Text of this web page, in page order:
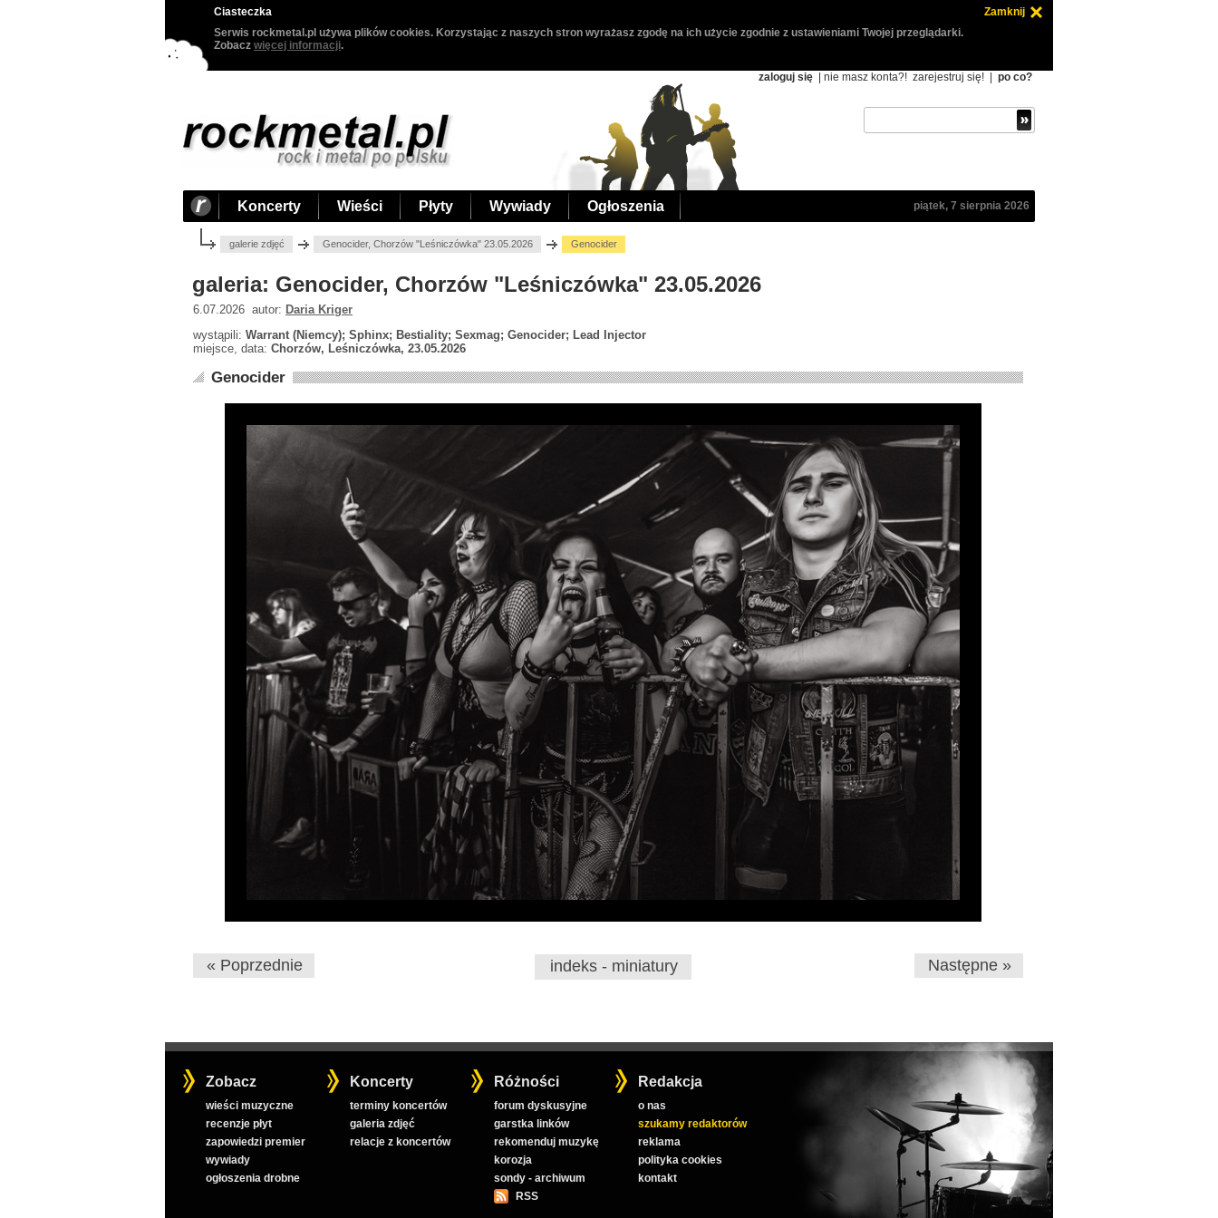
Ciasteczka
Zamknij
Serwis rockmetal.pl używa plików cookies. Korzystając z naszych stron wyrażasz zgodę na ich użycie zgodnie z ustawieniami Twojej przeglądarki.
Zobacz więcej informacji.
zaloguj się | nie masz konta?! zarejestruj się! po co?
Koncerty Wieści Płyty Wywiady Ogłoszenia piątek, 7 sierpnia 2026
galerie zdjęć Genocider, Chorzów "Leśniczówka" 23.05.2026 Genocider
galeria: Genocider, Chorzów "Leśniczówka" 23.05.2026
6.07.2026 autor: Daria Kriger
wystąpili: Warrant (Niemcy); Sphinx; Bestiality; Sexmag; Genocider; Lead Injector
miejsce, data: Chorzów, Leśniczówka, 23.05.2026
Genocider
« Poprzednie indeks - miniatury Następne »
Zobacz
wieści muzyczne
recenzje płyt
zapowiedzi premier
wywiady
ogłoszenia drobne
Koncerty
terminy koncertów
galeria zdjęć
relacje z koncertów
Różności
forum dyskusyjne
garstka linków
rekomenduj muzykę
korozja
sondy - archiwum
RSS
Redakcja
o nas
szukamy redaktorów
reklama
polityka cookies
kontakt